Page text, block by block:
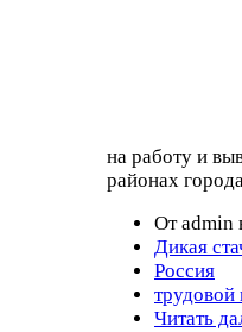
на работу и
районах
От admin
Дикая
Россия
трудовой
Читать